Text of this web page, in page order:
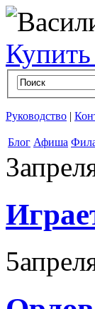
Руководство |
Блог Афиша
3
5